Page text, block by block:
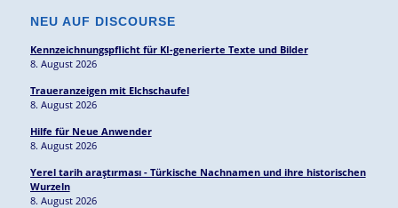
NEU AUF DISCOURSE
Kennzeichnungspflicht für KI-generierte Texte und Bilder
8. August 2026
Traueranzeigen mit Elchschaufel
8. August 2026
Hilfe für Neue Anwender
8. August 2026
Yerel tarih araştırması - Türkische Nachnamen und ihre historischen
Wurzeln
8. August 2026